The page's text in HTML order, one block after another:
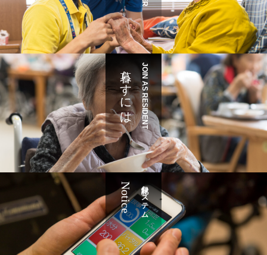
JOIN AS RESIDENT
暮らすには
記録システム
Notice